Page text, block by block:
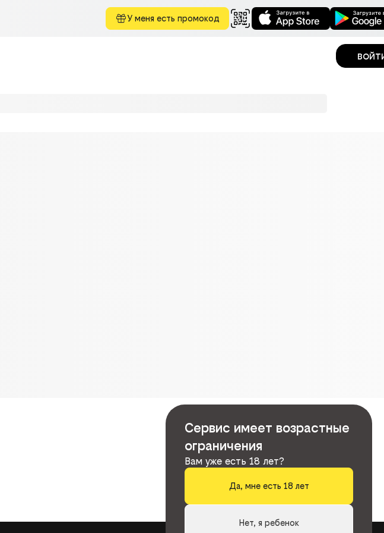
У меня есть промокод
Сервис имеет возрастные
ограничения
Вам уже есть 18 лет?
Да, мне есть 18 лет
Нет, я ребенок